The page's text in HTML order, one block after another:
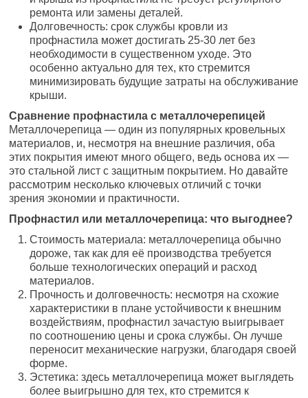
ремонта или замены деталей.
Долговечность: срок службы кровли из
профнастила может достигать 25-30 лет без
необходимости в существенном уходе. Это
особенно актуально для тех, кто стремится
минимизировать будущие затраты на обслуживание
крыши.
Сравнение профнастила с металлочерепицей
Металлочерепица — один из популярных кровельных
материалов, и, несмотря на внешние различия, оба
этих покрытия имеют много общего, ведь основа их —
это стальной лист с защитным покрытием. Но давайте
рассмотрим несколько ключевых отличий с точки
зрения экономии и практичности.
Профнастил или металлочерепица: что выгоднее?
Стоимость материала: металлочерепица обычно
дороже, так как для её производства требуется
больше технологических операций и расход
материалов.
Прочность и долговечность: несмотря на схожие
характеристики в плане устойчивости к внешним
воздействиям, профнастил зачастую выигрывает
по соотношению цены и срока службы. Он лучше
переносит механические нагрузки, благодаря своей
форме.
Эстетика: здесь металлочерепица может выглядеть
более выигрышно для тех, кто стремится к